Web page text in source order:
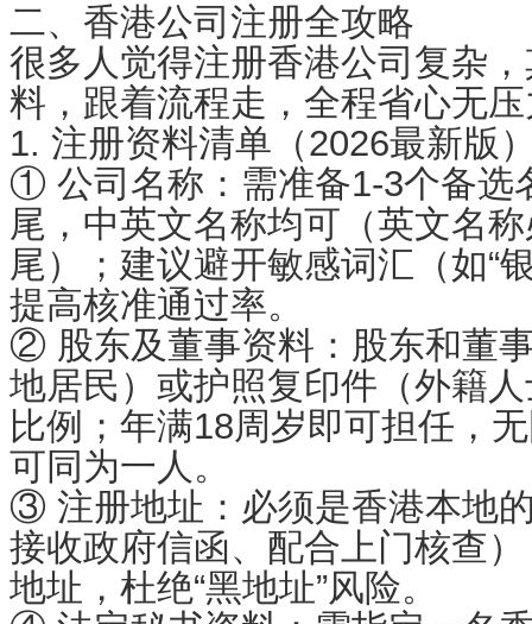
二、香港公司注册全攻略
很多人觉得注册香港公司复杂
料，跟着流程走，全程省心无
1. 注册资料清单（2026最新版
① 公司名称：需准备1-3个备选
尾，中英文名称均可（英文名称
尾）；建议避开敏感词汇（如“
提高核准通过率。
② 股东及董事资料：股东和董
地居民）或护照复印件（外籍
比例；年满18周岁即可担任，
可同为一人。
③ 注册地址：必须是香港本地
接收政府信函、配合上门核查
地址，杜绝“黑地址”风险。